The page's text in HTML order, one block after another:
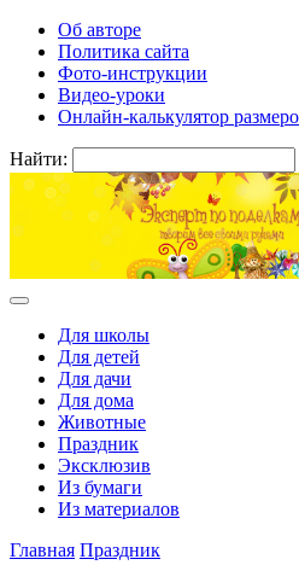
Об авторе
Политика сайта
Фото-инструкции
Видео-уроки
Онлайн-калькулятор
Найти:
Для школы
Для детей
Для дачи
Для дома
Животные
Праздник
Эксклюзив
Из бумаги
Из материалов
Главная Праздник